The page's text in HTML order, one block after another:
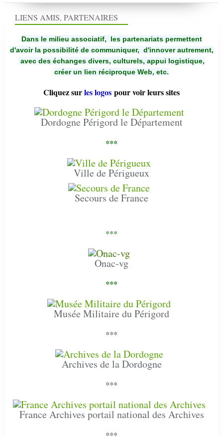
LIENS AMIS, PARTENAIRES
Dans le milieu associatif, les partenariats permettent
d'avoir la possibilité de communiquer, d'innover autrement,
avec des échanges divers, culturels, appui logistique,
créer un lien réciproque Web, etc.
Cliquez surles logos pour voir leurs sites
Dordogne Périgord le Département
***
Ville de Périgueux
Secours de France
***
Onac-vg
***
Musée Militaire du Périgord
***
Archives de la Dordogne
***
France Archives portail national des Archives